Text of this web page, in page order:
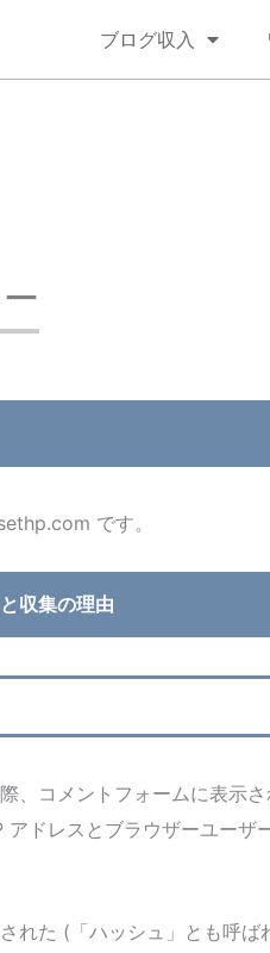
ブログ収入
です。
収集の理由
、コメントフォームに表示さ
ドレスとブラウザーユーザ
れた (「ハッシュ」とも呼ば